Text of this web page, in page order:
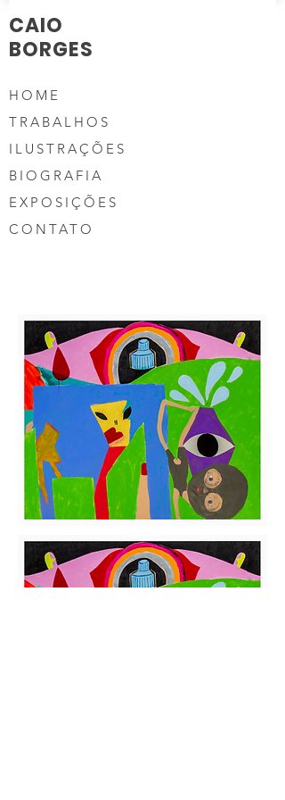
CAIO
BORGES
HOME
TRABALHOS
ILUSTRAÇÕES
BIOGRAFIA
EXPOSIÇÕES
CONTATO